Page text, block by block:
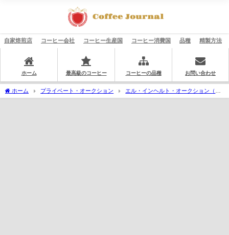
自家焙煎店 コーヒー会社 コーヒー生産国 コーヒー消費国 品種 精製方法
ホーム 最高級のコーヒー コーヒーの品種 お問い合わせ
ホーム プライベート・オークション
エル・インヘルト・オークション（レ
ゼルバ・デル・コメンダドール）
松屋コーヒー本店：グアテマラ エル・インヘル